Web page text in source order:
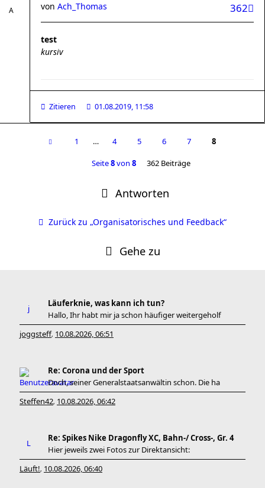
362
von Ach_Thomas
test
kursiv
Zitieren 01.08.2019, 11:58
1 … 4 5 6 7 8
Seite8von 8 362 Beiträge
Antworten
Zurück zu „Organisatorisches und Feedback“
Gehe zu
Läuferknie, was kann ich tun?
Hallo, Ihr habt mir ja schon häufiger weitergeholf
joggsteff, 10.08.2026, 06:51
Re: Corona und der Sport
Doch, seiner Generalstaatsanwältin schon. Die ha
Steffen42, 10.08.2026, 06:42
Re: Spikes Nike Dragonfly XC, Bahn-/ Cross-, Gr. 4
Hier jeweils zwei Fotos zur Direktansicht:
Läuft!, 10.08.2026, 06:40